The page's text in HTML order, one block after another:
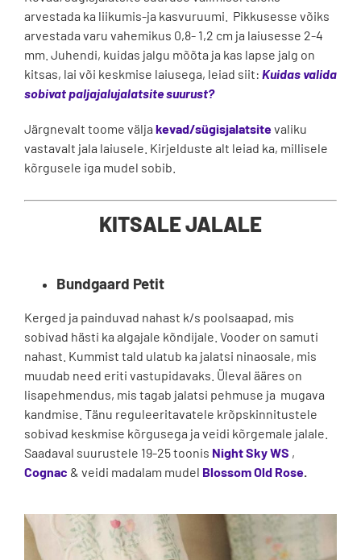
arvestada ka liikumis-ja kasvuruumi. Pikkusesse võiks
arvestada varu vahemikus 0,8- 1,2 cm ja laiusesse 2-4
mm. Juhendi, kuidas jalgu mõõta ja kas lapse jalg on
kitsas, lai või keskmise laiusega, leiad siit: Kuidas valida
sobivat paljajalujalatsite suurust?
Järgnevalt toome välja kevad/sügisjalatsitevaliku
vastavalt jala laiusele. Kirjelduste alt leiad ka, millisele
kõrgusele iga mudel sobib.
KITSALE JALALE
Bundgaard Petit
Kerged ja painduvad nahast k/s poolsaapad, mis
sobivad hästi ka algajale kõndijale. Vooder on samuti
nahast. Kummist tald ulatub ka jalatsi ninaosale, mis
muudab need eriti vastupidavaks. Üleval ääres on
lisapehmendus, mis tagab jalatsi pehmuse ja mugava
kandmise. Tänu reguleeritavatele krõpskinnitustele
sobivad keskmise kõrgusega ja veidi kõrgemale jalale.
Saadaval suurustele 19-25 toonis Night Sky WS ,
Cognac & veidi madalam mudel Blossom Old Rose.